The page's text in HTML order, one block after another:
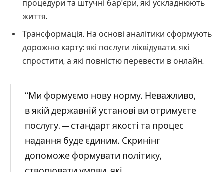
процедури та штучні бар’єри, які ускладнюють
життя.
Трансформація. На основі аналітики сформують
дорожню карту: які послуги ліквідувати, які
спростити, а які повністю перевести в онлайн.
“Ми формуємо нову норму. Неважливо,
в якій державній установі ви отримуєте
послугу, — стандарт якості та процес
надання буде єдиним. Скринінг
допоможе формувати політику,